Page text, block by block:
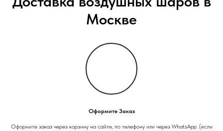
Москве
Оформите Заказ
Оформите заказ через корзину на сайте, по телефону или через WhatsApp. (если